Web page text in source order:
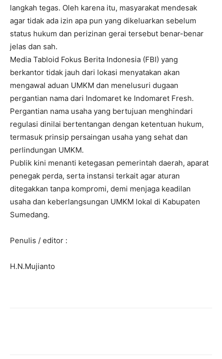
langkah tegas. Oleh karena itu, masyarakat mendesak
agar tidak ada izin apa pun yang dikeluarkan sebelum
status hukum dan perizinan gerai tersebut benar-benar
jelas dan sah.
Media Tabloid Fokus Berita Indonesia (FBI) yang
berkantor tidak jauh dari lokasi menyatakan akan
mengawal aduan UMKM dan menelusuri dugaan
pergantian nama dari Indomaret ke Indomaret Fresh.
Pergantian nama usaha yang bertujuan menghindari
regulasi dinilai bertentangan dengan ketentuan hukum,
termasuk prinsip persaingan usaha yang sehat dan
perlindungan UMKM.
Publik kini menanti ketegasan pemerintah daerah, aparat
penegak perda, serta instansi terkait agar aturan
ditegakkan tanpa kompromi, demi menjaga keadilan
usaha dan keberlangsungan UMKM lokal di Kabupaten
Sumedang.
Penulis / editor :
H.N.Mujianto